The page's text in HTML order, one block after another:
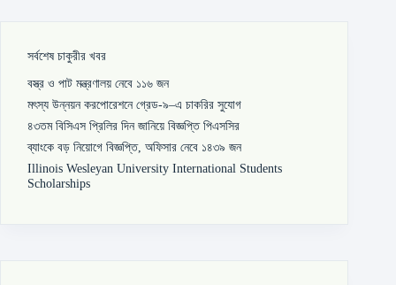
সর্বশেষ চাকুরীর খবর
বস্ত্র ও পাট মন্ত্রণালয় নেবে ১১৬ জন
মৎস্য উন্নয়ন করপোরেশনে গ্রেড-৯–এ চাকরির সুযোগ
৪৩তম বিসিএস প্রিলির দিন জানিয়ে বিজ্ঞপ্তি পিএসসির
ব্যাংকে বড় নিয়োগে বিজ্ঞপ্তি, অফিসার নেবে ১৪৩৯ জন
Illinois Wesleyan University International Students
Scholarships